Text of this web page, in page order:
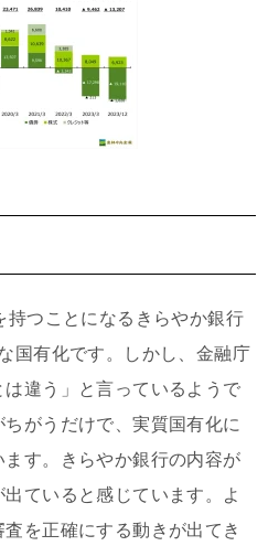
持つことになるきらやか銀行
国有化です。しかし、金融庁
違う」と言っているようで
がうだけで、実質国有化に
す。きらやか銀行の内容が
ていると感じています。よ
を正確にする動きが出てき